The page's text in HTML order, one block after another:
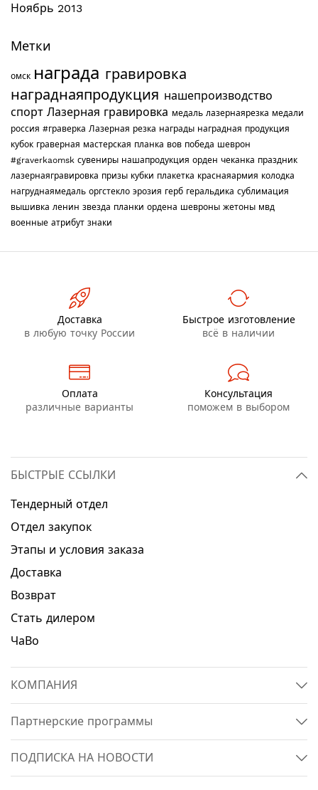
Ноябрь 2013
Метки
омск награда гравировка
награднаяпродукция нашепроизводство
спорт Лазерная гравировка медаль лазернаярезка медали
россия #граверка Лазерная резка награды наградная продукция
кубок граверная мастерская планка вов победа шеврон
#graverkaomsk сувениры нашапродукция орден чеканка праздник
лазернаягравировка призы кубки плакетка краснаяармия колодка
нагруднаямедаль оргстекло эрозия герб геральдика сублимация
вышивка ленин звезда планки ордена шевроны жетоны мвд
военные атрибут знаки
Доставка
в любую точку России
Быстрое изготовление
всё в наличии
Оплата
различные варианты
Консультация
поможем в выбором
БЫСТРЫЕ ССЫЛКИ
Тендерный отдел
Отдел закупок
Этапы и условия заказа
Доставка
Возврат
Стать дилером
ЧаВо
КОМПАНИЯ
Партнерские программы
ПОДПИСКА НА НОВОСТИ